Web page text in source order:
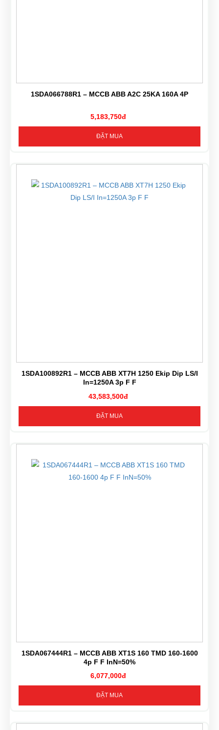
1SDA066788R1 – MCCB ABB A2C 25KA 160A 4P
5,183,750đ
ĐẶT MUA
1SDA100892R1 – MCCB ABB XT7H 1250 Ekip Dip LS/I
In=1250A 3p F F
43,583,500đ
ĐẶT MUA
1SDA067444R1 – MCCB ABB XT1S 160 TMD 160-1600
4p F F InN=50%
6,077,000đ
ĐẶT MUA